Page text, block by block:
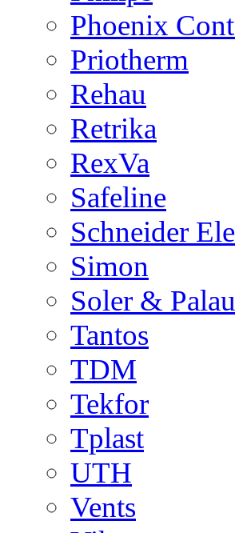
Phoenix
Priotherm
Rehau
Retrika
RexVa
Safeline
Schneider
Simon
Soler & Palau
Tantos
TDM
Tekfor
Tplast
UTH
Vents